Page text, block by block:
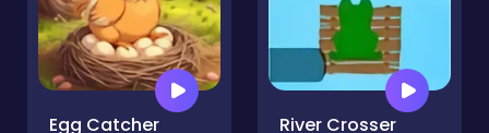
Egg Catcher River Crosser